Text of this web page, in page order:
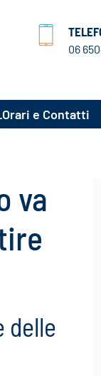
06
Orari e Contatti
va
delle